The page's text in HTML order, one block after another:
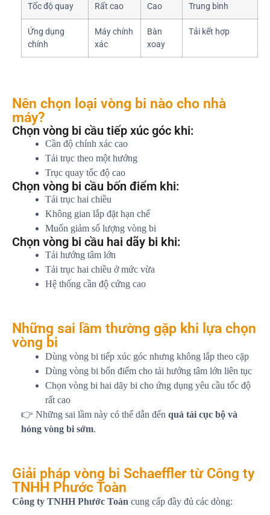
Tốc độ quay Rất cao Cao Trung bình
Ứng dụng
chính
Máy chính
xác
Bàn
xoay
Tải kết hợp
Nên chọn loại vòng bi nào cho nhà
máy?
Chọn vòng bi cầu tiếp xúc góc khi:
Cần độ chính xác cao
Tải trục theo một hướng
Trục quay tốc độ cao
Chọn vòng bi cầu bốn điểm khi:
Tải trục hai chiều
Không gian lắp đặt hạn chế
Muốn giảm số lượng vòng bi
Chọn vòng bi cầu hai dãy bi khi:
Tải hướng tâm lớn
Tải trục hai chiều ở mức vừa
Hệ thống cần độ cứng cao
Những sai lầm thường gặp khi lựa chọn
vòng bi
Dùng vòng bi tiếp xúc góc nhưng không lắp theo cặp
Dùng vòng bi bốn điểm cho tải hướng tâm lớn liên tục
Chọn vòng bi hai dãy bi cho ứng dụng yêu cầu tốc độ
rất cao
👉 Những sai lầm này có thể dẫn đến quá tải cục bộ và
hỏng vòng bi sớm.
Giải pháp vòng bi Schaeffler từ Công ty
TNHH Phước Toàn
Công ty TNHH Phước Toàn cung cấp đầy đủ các dòng: